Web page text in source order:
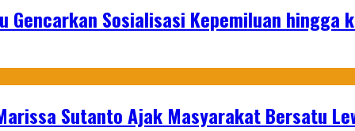
Gencarkan Sosialisasi Kepemiluan hingga
Sutanto Ajak Masyarakat Bersatu